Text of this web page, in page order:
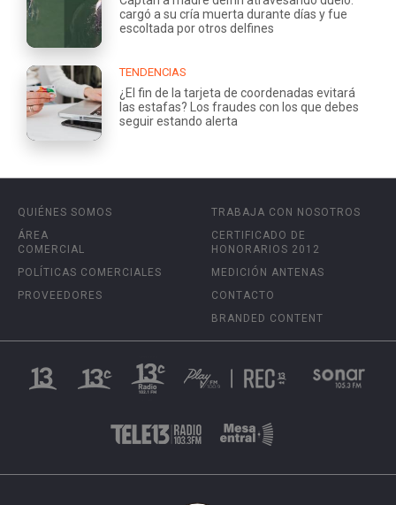
cargó a su cría muerta durante días y fue
escoltada por otros delfines
TENDENCIAS
¿El fin de la tarjeta de coordenadas evitará
las estafas? Los fraudes con los que debes
seguir estando alerta
QUIÉNES SOMOS
ÁREA
COMERCIAL
POLÍTICAS COMERCIALES
PROVEEDORES
TRABAJA CON NOSOTROS
CERTIFICADO DE
HONORARIOS 2012
MEDICIÓN ANTENAS
CONTACTO
BRANDED CONTENT